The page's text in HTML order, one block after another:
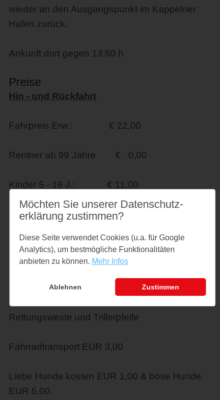
wieder an den Ausgangspunkt im Kappelner
Hafen zurück.
Ankunft dort gegen 13:50 h
Preise
Hin - und Rückfahrt
Fahrpreis Erw.: € 22,00
Rentner ab 99 Jahre € 0,00
Kinder 5 - 16 J.: € 11,00
1 Erw. + bis zu 3 Kinder: € 33,00
2 Erw. + bis zu 3 Kinder: € 55,00
Eisbergversicherung,
Rettungsweste und Trillerpfeife
Fahrradtransport EUR 3,00
Liebe Hunde kosten EUR 1,00 & böse Hunde
EUR 5,00.
Möchten Sie unserer Datenschutz­
erklärung zustimmen?
Diese Seite verwendet Cookies (u.a. für Google
Analytics), um bestmögliche Funktionalitäten
anbieten zu können. Mehr Infos
Ablehnen Zustimmen